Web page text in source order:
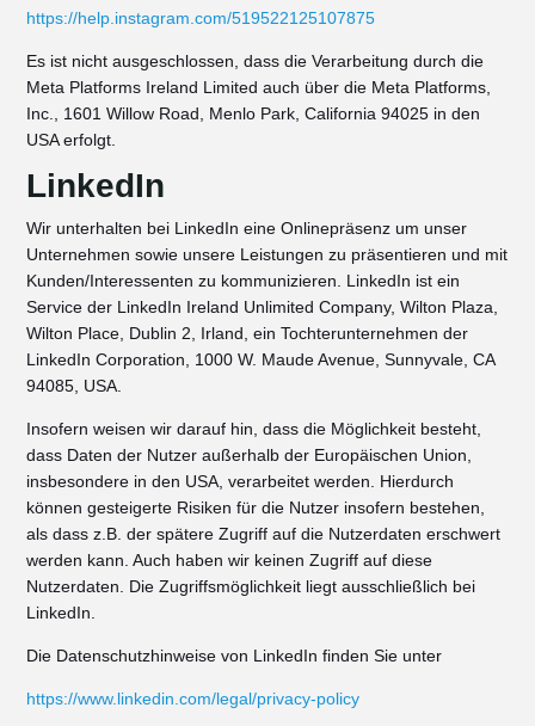
https://help.instagram.com/519522125107875
Es ist nicht ausgeschlossen, dass die Verarbeitung durch die
Meta Platforms Ireland Limited auch über die Meta Platforms,
Inc., 1601 Willow Road, Menlo Park, California 94025 in den
USA erfolgt.
LinkedIn
Wir unterhalten bei LinkedIn eine Onlinepräsenz um unser
Unternehmen sowie unsere Leistungen zu präsentieren und mit
Kunden/Interessenten zu kommunizieren. LinkedIn ist ein
Service der LinkedIn Ireland Unlimited Company, Wilton Plaza,
Wilton Place, Dublin 2, Irland, ein Tochterunternehmen der
LinkedIn Corporation, 1000 W. Maude Avenue, Sunnyvale, CA
94085, USA.
Insofern weisen wir darauf hin, dass die Möglichkeit besteht,
dass Daten der Nutzer außerhalb der Europäischen Union,
insbesondere in den USA, verarbeitet werden. Hierdurch
können gesteigerte Risiken für die Nutzer insofern bestehen,
als dass z.B. der spätere Zugriff auf die Nutzerdaten erschwert
werden kann. Auch haben wir keinen Zugriff auf diese
Nutzerdaten. Die Zugriffsmöglichkeit liegt ausschließlich bei
LinkedIn.
Die Datenschutzhinweise von LinkedIn finden Sie unter
https://www.linkedin.com/legal/privacy-policy